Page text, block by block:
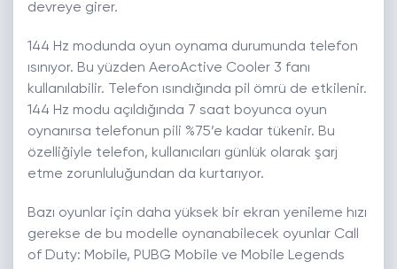
devreye girer.
144 Hz modunda oyun oynama durumunda telefon
ısınıyor. Bu yüzden AeroActive Cooler 3 fanı
kullanılabilir. Telefon ısındığında pil ömrü de etkilenir.
144 Hz modu açıldığında 7 saat boyunca oyun
oynanırsa telefonun pili %75’e kadar tükenir. Bu
özelliğiyle telefon, kullanıcıları günlük olarak şarj
etme zorunluluğundan da kurtarıyor.
Bazı oyunlar için daha yüksek bir ekran yenileme hızı
gerekse de bu modelle oynanabilecek oyunlar Call
of Duty: Mobile, PUBG Mobile ve Mobile Legends